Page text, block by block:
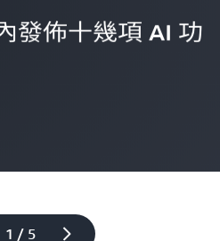
1 / 5
發佈十幾項 AI 功